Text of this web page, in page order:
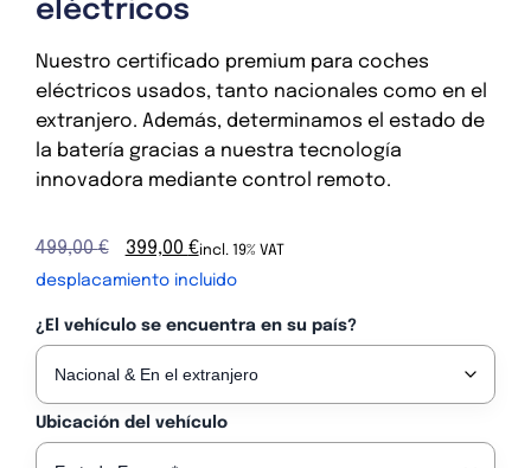
eléctricos
Nuestro certificado premium para coches
eléctricos usados, tanto nacionales como en el
extranjero. Además, determinamos el estado de
la batería gracias a nuestra tecnología
innovadora mediante control remoto.
499,00€ 399,00 €incl. 19% VAT
desplacamiento incluido
¿El vehículo se encuentra en su país?
Ubicación del vehículo